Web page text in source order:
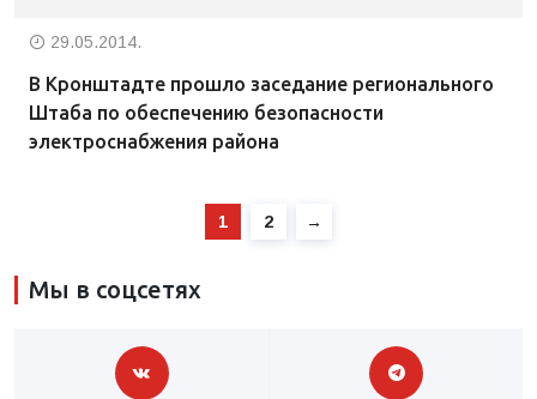
29.05.2014.
В Кронштадте прошло заседание регионального
Штаба по обеспечению безопасности
электроснабжения района
1 2 →
Мы в соцсетях